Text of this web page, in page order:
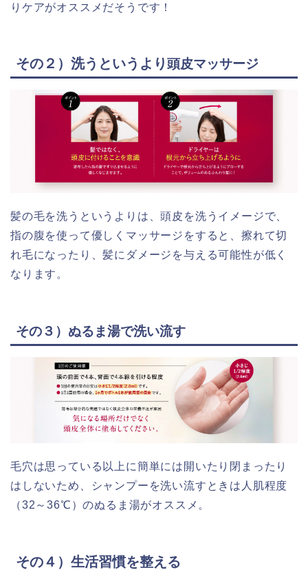
りケアがオススメだそうです！
その２）洗うというより頭皮マッサージ
髪の毛を洗うというよりは、頭皮を洗うイメージで、
指の腹を使って優しくマッサージをすると、擦れて切
れ毛になったり、髪にダメージを与える可能性が低く
なります。
その３）ぬるま湯で洗い流す
毛穴は思っている以上に簡単には開いたり閉まったり
はしないため、シャンプーを洗い流すときは人肌程度
（32～36℃）のぬるま湯がオススメ。
その４）生活習慣を整える